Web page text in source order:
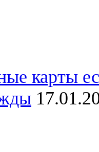
карты